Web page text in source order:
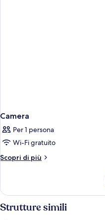
Camera
Per 1 persona
Wi-Fi gratuito
Scopri di più
Altri
Strutture simili